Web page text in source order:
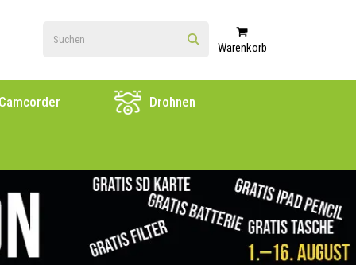
Warenkorb
Drohnen